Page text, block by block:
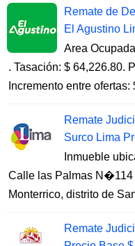
Remate de
El Agustino
Area
. Tasación: $ 64,226.80.
Incremento entre ofertas:
Remate
Surco Lima
Inmueble
Calle las Palmas N�114
Monterrico, distrito de
Remate